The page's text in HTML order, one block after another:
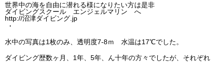
世界中の海を自由に潜れる様になりたい方は是非
ダイビングスクール エンジェルマリン へ
http://沼津ダイビング.jp
・
水中の写真は1枚のみ、透明度7-8ｍ 水温は17℃でした。
ダイビング歴数ヶ月、1年、5年、ん十年の方々でしたが、それぞれ